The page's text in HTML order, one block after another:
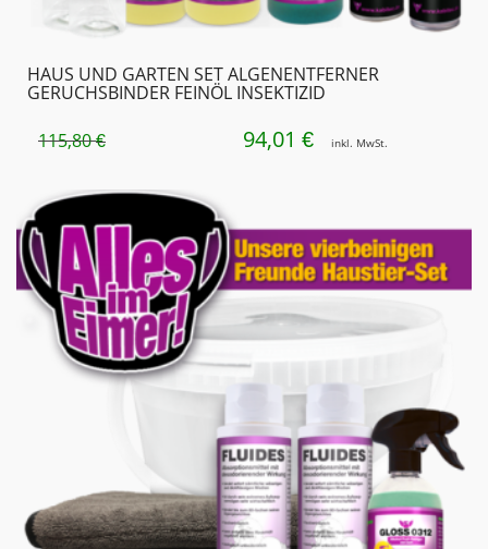
HAUS UND GARTEN SET ALGENENTFERNER
GERUCHSBINDER FEINÖL INSEKTIZID
115,80€
URSPRÜNGLICHER
115,80 €
94,01 €AKTUELLER
94,01 €.
inkl. MwSt.